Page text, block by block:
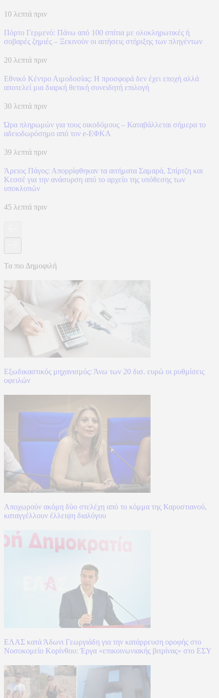
10 λεπτά πριν
Πόρτο Γερμενό: Πάνω από 100 σπίτια με ολοκληρωτικές ή
σοβαρές ζημιές – Ξεκινούν οι αιτήσεις στήριξης των πληγέντων
20 λεπτά πριν
Εθνικό Κέντρο Αιμοδοσίας: H προσφορά δεν έχει εποχή αλλά
αποτελεί μια διαρκή θετική συνειδητή επιλογή
30 λεπτά πριν
Ώρα πληρωμών για τους οικοδόμους – Καταβάλλεται σήμερα το
αδειοδωρόσημο από τον e-ΕΦΚΑ
39 λεπτά πριν
Άρειος Πάγος: Απορρίφθηκαν τα αιτήματα Σαμαρά, Σπίρτζη και
Κεσσέ για την ανάσυρση από το αρχείο της υπόθεσης των
υποκλοπών
45 λεπτά πριν
Τα πιο Δημοφιλή
Εξωδικαστικός μηχανισμός: Άνω των 20 δισ. ευρώ οι ρυθμίσεις
οφειλών
Αποχωρούν ακόμη δύο στελέχη από το κόμμα της Καρυστιανού,
καταγγέλλουν έλλειψη διαλόγου
ΕΛΑΣ κατά Άδωνι Γεωργιάδη για την κατάρρευση οροφής στο
Νοσοκομείο Κορίνθου: Έργα «επικοινωνιακής βιτρίνας» στο ΕΣΥ